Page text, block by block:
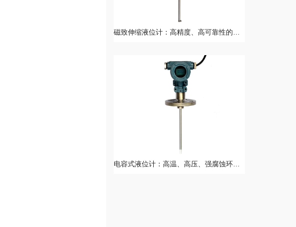
磁致伸缩液位计：高精度、高可靠性的液位测量新选择
电容式液位计：高温、高压、强腐蚀环境下的可靠选择